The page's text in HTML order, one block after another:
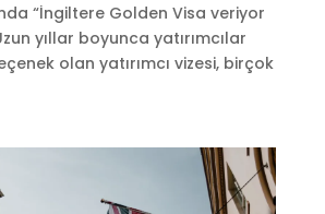
“İngiltere Golden Visa veriyor
yıllar boyunca yatırımcılar
olan yatırımcı vizesi, birçok